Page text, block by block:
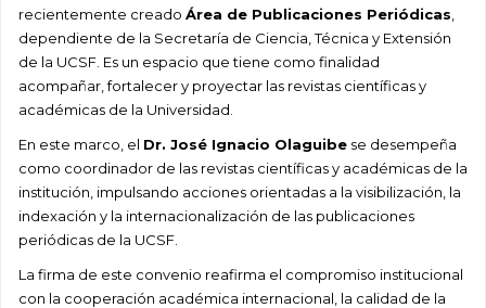
recientemente creado Área de Publicaciones Periódicas
dependiente de la Secretaría de Ciencia, Técnica y Extensión
de la UCSF. Es un espacio que tiene como finalidad
acompañar, fortalecer y proyectar las revistas científicas y
académicas de la Universidad.
En este marco, el Dr. José Ignacio Olaguibe se desempeña
como coordinador de las revistas científicas y académicas de la
institución, impulsando acciones orientadas a la visibilización, la
indexación y la internacionalización de las publicaciones
periódicas de la UCSF.
La firma de este convenio reafirma el compromiso institucional
con la cooperación académica internacional, la calidad de la